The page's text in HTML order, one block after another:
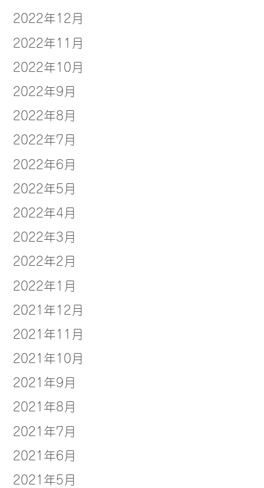
2022年12月
2022年11月
2022年10月
2022年9月
2022年8月
2022年7月
2022年6月
2022年5月
2022年4月
2022年3月
2022年2月
2022年1月
2021年12月
2021年11月
2021年10月
2021年9月
2021年8月
2021年7月
2021年6月
2021年5月